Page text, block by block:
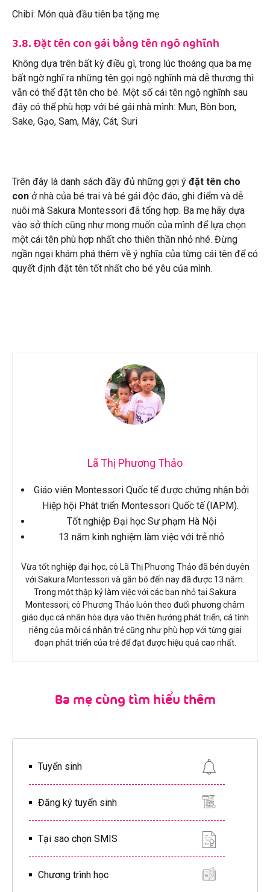
Chibi: Món quà đầu tiên ba tặng mẹ
3.8. Đặt tên con gái bằng tên ngô nghĩnh
Không dựa trên bất kỳ điều gì, trong lúc thoáng qua ba mẹ
bất ngờ nghĩ ra những tên gọi ngộ nghĩnh mà dễ thương thì
vẫn có thể đặt tên cho bé. Một số cái tên ngộ nghĩnh sau
đây có thể phù hợp với bé gái nhà mình: Mun, Bòn bon,
Sake, Gạo, Sam, Mây, Cát, Suri
Trên đây là danh sách đầy đủ những gợi ý đặt tên cho
con ở nhà của bé trai và bé gái độc đáo, ghi điểm và dễ
nuôi mà Sakura Montessori đã tổng hợp. Ba mẹ hãy dựa
vào sở thích cũng như mong muốn của mình để lựa chọn
một cái tên phù hợp nhất cho thiên thần nhỏ nhé. Đừng
ngần ngại khám phá thêm về ý nghĩa của từng cái tên để có
quyết định đặt tên tốt nhất cho bé yêu của mình.
Lã Thị Phương Thảo
Giáo viên Montessori Quốc tế được chứng nhận bởi
Hiệp hội Phát triển Montessori Quốc tế (IAPM).
Tốt nghiệp Đại học Sư phạm Hà Nội
13 năm kinh nghiệm làm việc với trẻ nhỏ
Vừa tốt nghiệp đại học, cô Lã Thị Phương Thảo đã bén duyên
với Sakura Montessori và gắn bó đến nay đã được 13 năm.
Trong một thập kỷ làm việc với các bạn nhỏ tại Sakura
Montessori, cô Phương Thảo luôn theo đuổi phương châm
giáo dục cá nhân hóa dựa vào thiên hướng phát triển, cá tính
riêng của mỗi cá nhân trẻ cũng như phù hợp với từng giai
đoạn phát triển của trẻ để đạt được hiệu quả cao nhất.
Ba mẹ cùng tìm hiểu thêm
Tuyển sinh
Đăng ký tuyển sinh
Tại sao chọn SMIS
Chương trình học